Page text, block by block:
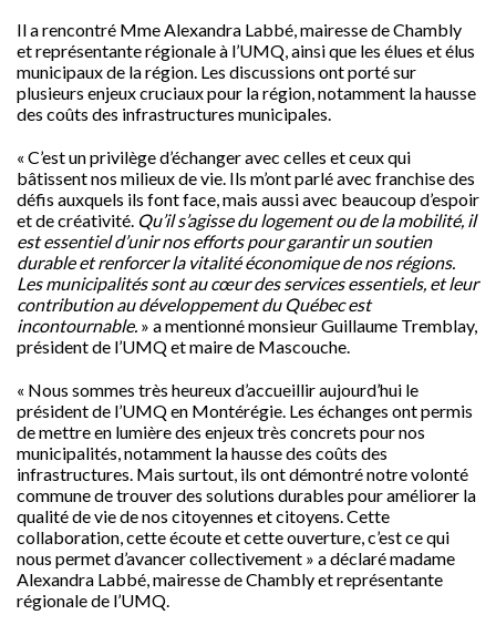
Il a rencontré Mme Alexandra Labbé, mairesse de Chambly
et représentante régionale à l’UMQ, ainsi que les élues et élus
municipaux de la région. Les discussions ont porté sur
plusieurs enjeux cruciaux pour la région, notamment la hausse
des coûts des infrastructures municipales.
« C’est un privilège d’échanger avec celles et ceux qui
bâtissent nos milieux de vie. Ils m’ont parlé avec franchise des
défis auxquels ils font face, mais aussi avec beaucoup d’espoir
et de créativité. Qu’il s’agisse du logement ou de la mobilité, il
est essentiel d’unir nos efforts pour garantir un soutien
durable et renforcer la vitalité économique de nos régions.
Les municipalités sont au cœur des services essentiels, et leur
contribution au développement du Québec est
incontournable. » a mentionné monsieur Guillaume Tremblay,
président de l’UMQ et maire de Mascouche.
« Nous sommes très heureux d’accueillir aujourd’hui le
président de l’UMQ en Montérégie. Les échanges ont permis
de mettre en lumière des enjeux très concrets pour nos
municipalités, notamment la hausse des coûts des
infrastructures. Mais surtout, ils ont démontré notre volonté
commune de trouver des solutions durables pour améliorer la
qualité de vie de nos citoyennes et citoyens. Cette
collaboration, cette écoute et cette ouverture, c’est ce qui
nous permet d’avancer collectivement » a déclaré madame
Alexandra Labbé, mairesse de Chambly et représentante
régionale de l’UMQ.